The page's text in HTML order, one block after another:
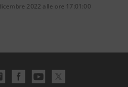
2022 alle ore 17:01:00